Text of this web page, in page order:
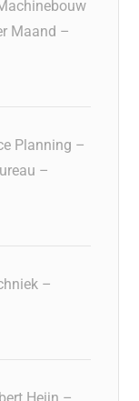
Maand –
Planning –
–
–